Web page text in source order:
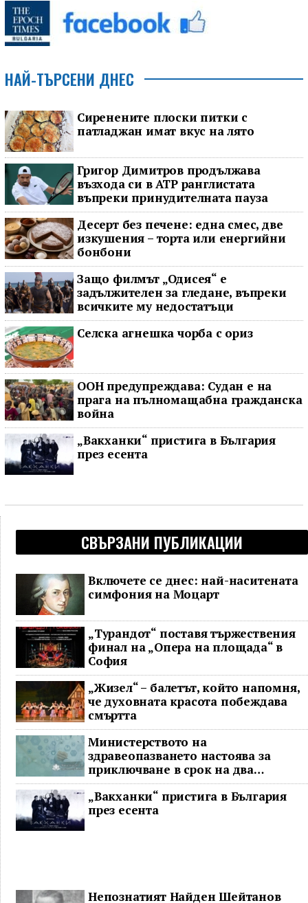
НАЙ-ТЪРСЕНИ ДНЕС
Сиренените плоски питки с
патладжан имат вкус на лято
Григор Димитров продължава
възхода си в ATP ранглистата
въпреки принудителната пауза
Десерт без печене: една смес, две
изкушения – торта или енергийни
бонбони
Защо филмът „Одисея“ е
задължителен за гледане, въпреки
всичките му недостатъци
Селска агнешка чорба с ориз
ООН предупреждава: Судан е на
прага на пълномащабна гражданска
война
„Вакханки“ пристига в България
през есента
СВЪРЗАНИ ПУБЛИКАЦИИ
Включете се днес: най-наситената
симфония на Моцарт
„Турандот“ поставя тържествения
финал на „Опера на площада“ в
София
„Жизел“ – балетът, който напомня,
че духовната красота побеждава
смъртта
Министерството на
здравеопазването настоява за
приключване в срок на два
ключови строителни проекта
„Вакханки“ пристига в България
през есента
Непознатият Найден Шейтанов